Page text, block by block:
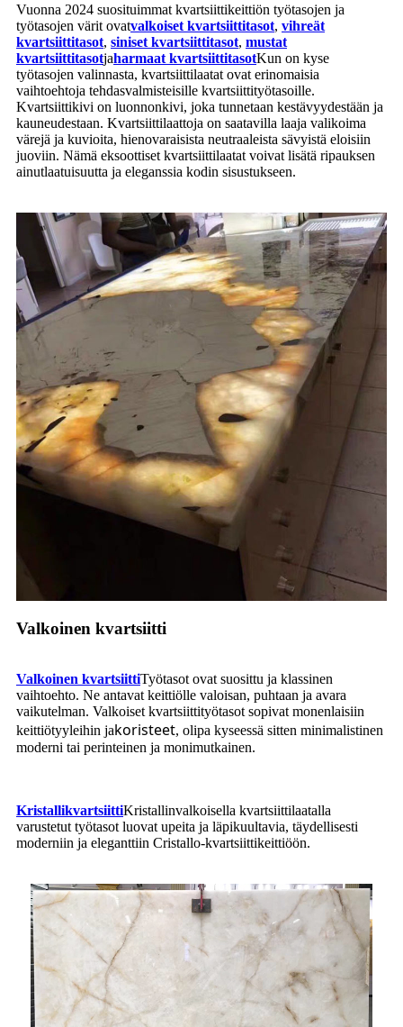
Vuonna 2024 suosituimmat kvartsiittikeittiön työtasojen ja
työtasojen värit ovatvalkoiset kvartsiittitasot, vihreät
kvartsiittitasot, siniset kvartsiittitasot, mustat
kvartsiittitasotjaharmaat kvartsiittitasotKun on kyse
työtasojen valinnasta, kvartsiittilaatat ovat erinomaisia ​​
vaihtoehtoja tehdasvalmisteisille kvartsiittityötasoille.
Kvartsiittikivi on luonnonkivi, joka tunnetaan kestävyydestään ja
kauneudestaan. Kvartsiittilaattoja on saatavilla laaja valikoima
värejä ja kuvioita, hienovaraisista neutraaleista sävyistä eloisiin
juoviin. Nämä eksoottiset kvartsiittilaatat voivat lisätä ripauksen
ainutlaatuisuutta ja eleganssia kodin sisustukseen.
Valkoinen kvartsiitti
Valkoinen kvartsiittiTyötasot ovat suosittu ja klassinen
vaihtoehto. Ne antavat keittiölle valoisan, puhtaan ja avara
vaikutelman. Valkoiset kvartsiittityötasot sopivat monenlaisiin
keittiötyyleihin jakoristeet, olipa kyseessä sitten minimalistinen
moderni tai perinteinen ja monimutkainen.
KristallikvartsiittiKristallinvalkoisella kvartsiittilaatalla
varustetut työtasot luovat upeita ja läpikuultavia, täydellisesti
moderniin ja eleganttiin Cristallo-kvartsiittikeittiöön.